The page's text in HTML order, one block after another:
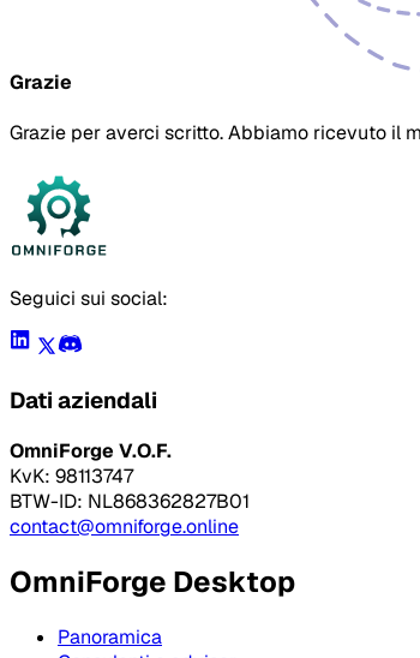
Grazie
Grazie per averci scritto. Abbiamo ricevuto il
Seguici sui social:
Dati aziendali
OmniForge V.O.F.
KvK: 98113747
BTW-ID: NL868362827B01
contact@omniforge.online
OmniForge Desktop
Panoramica